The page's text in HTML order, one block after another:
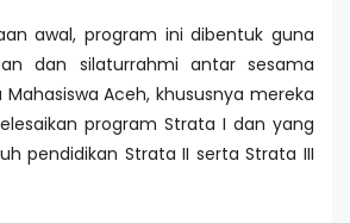
awal, program ini dibentuk guna
dan silaturrahmi antar sesama
Aceh, khususnya mereka
program Strata I dan yang
pendidikan Strata II serta Strata III